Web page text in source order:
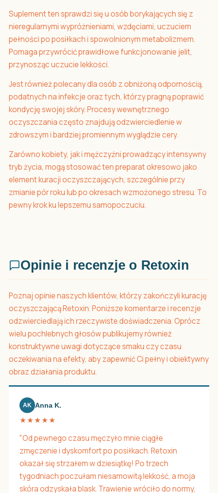
Suplement ten sprawdzi się u osób borykających się z
nieregularnymi wypróżnieniami, wzdęciami, uczuciem
pełności po posiłkach i spowolnionym metabolizmem.
Pomaga przywrócić prawidłowe funkcjonowanie jelit,
przynosząc uczucie lekkości.
Jest również polecany dla osób z obniżoną odpornością,
podatnych na infekcje oraz tych, którzy pragną poprawić
kondycję swojej skóry. Procesy wewnętrznego
oczyszczania często znajdują odzwierciedlenie w
zdrowszym i bardziej promiennym wyglądzie cery.
Zarówno kobiety, jak i mężczyźni prowadzący intensywny
tryb życia, mogą stosować ten preparat okresowo jako
element kuracji oczyszczających, szczególnie przy
zmianie pór roku lub po okresach wzmożonego stresu. To
pewny krok ku lepszemu samopoczuciu.
Opinie i recenzje o Retoxin
Poznaj opinie naszych klientów, którzy zakończyli kurację
oczyszczającą Retoxin. Poniższe komentarze i recenzje
odzwierciedlają ich rzeczywiste doświadczenia. Oprócz
wielu pochlebnych głosów publikujemy również
konstruktywne uwagi dotyczące smaku czy czasu
oczekiwania na efekty, aby zapewnić Ci pełny i obiektywny
obraz działania produktu.
AK Anna K.
★★★★★
"Od pewnego czasu męczyło mnie ciągłe
zmęczenie i dyskomfort po posiłkach. Retoxin
okazał się strzałem w dziesiątkę! Po trzech
tygodniach poczułam niesamowitą lekkość, a moja
skóra odzyskała blask. Trawienie wróciło do normy,